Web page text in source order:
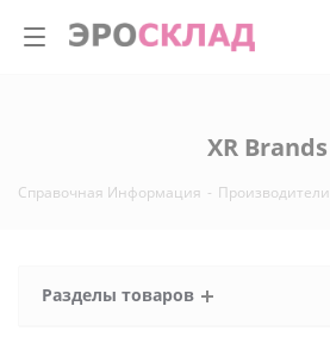
XR Brands
Справочная Информация - Производители
Разделы товаров